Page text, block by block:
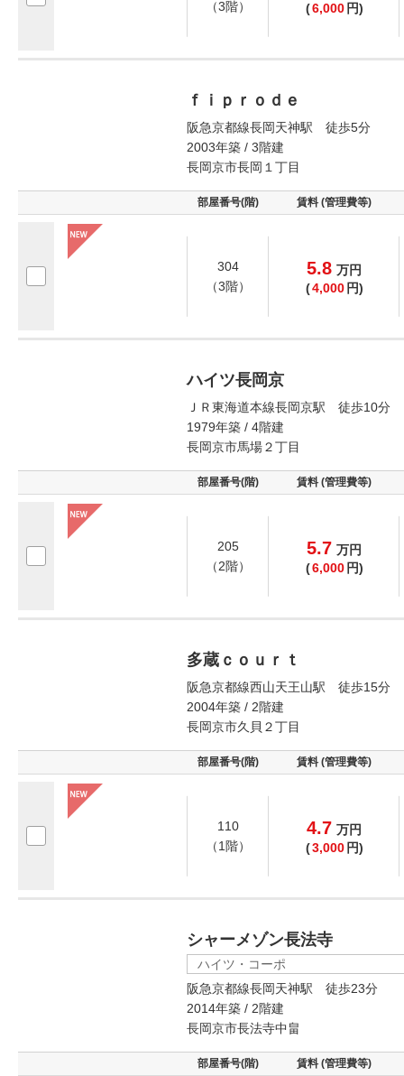
（3階）
(6,000 円)
ｆｉｐｒｏｄｅ
阪急京都線長岡天神駅 徒歩5分
2003年築 / 3階建
長岡京市長岡１丁目
部屋番号(階) 賃料 (管理費等)
304
（3階）
5.8 万円
(4,000 円)
ハイツ長岡京
ＪＲ東海道本線長岡京駅 徒歩10分
1979年築 / 4階建
長岡京市馬場２丁目
部屋番号(階) 賃料 (管理費等)
205
（2階）
5.7 万円
(6,000 円)
多蔵ｃｏｕｒｔ
阪急京都線西山天王山駅 徒歩15分
2004年築 / 2階建
長岡京市久貝２丁目
部屋番号(階) 賃料 (管理費等)
110
（1階）
4.7 万円
(3,000 円)
シャーメゾン長法寺
ハイツ・コーポ
阪急京都線長岡天神駅 徒歩23分
2014年築 / 2階建
長岡京市長法寺中畠
部屋番号(階) 賃料 (管理費等)